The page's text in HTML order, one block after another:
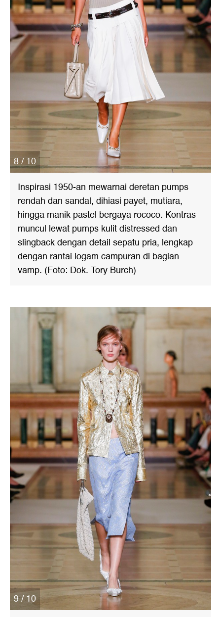
8 / 10
Inspirasi 1950-an mewarnai deretan pumps
rendah dan sandal, dihiasi payet, mutiara,
hingga manik pastel bergaya rococo. Kontras
muncul lewat pumps kulit distressed dan
slingback dengan detail sepatu pria, lengkap
dengan rantai logam campuran di bagian
vamp. (Foto: Dok. Tory Burch)
9 / 10